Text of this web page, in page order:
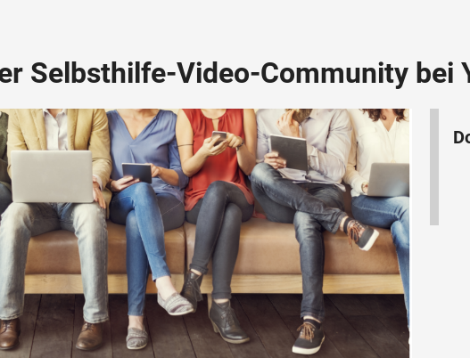
Selbsthilfe-Video-Community bei